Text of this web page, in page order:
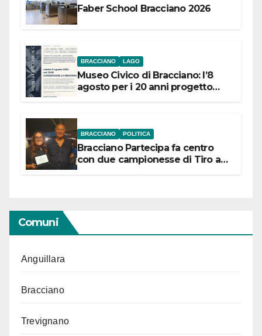
Faber School Bracciano 2026
BRACCIANO LAGO
Museo Civico di Bracciano: l’8
agosto per i 20 anni progetto
BRACCIANO POLITICA
Bracciano Partecipa fa centro
con due campionesse di Tiro a
Comuni
Anguillara
Bracciano
Trevignano